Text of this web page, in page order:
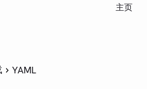
主页
YAML